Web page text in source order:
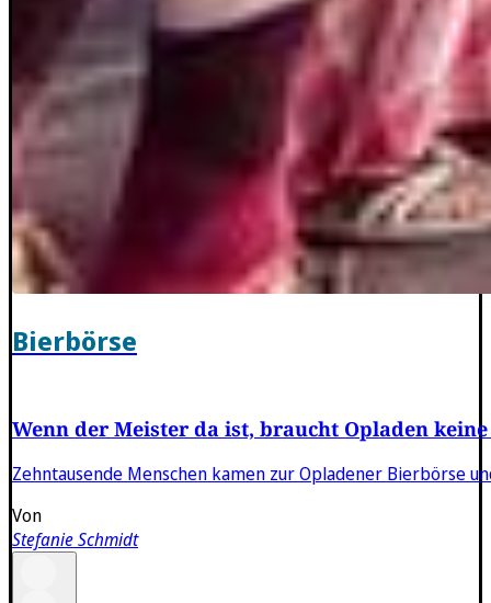
Bierbörse
Wenn der Meister da ist, braucht Opladen
Zehntausende Menschen kamen zur Opladener Bierbörse
Von
Stefanie Schmidt